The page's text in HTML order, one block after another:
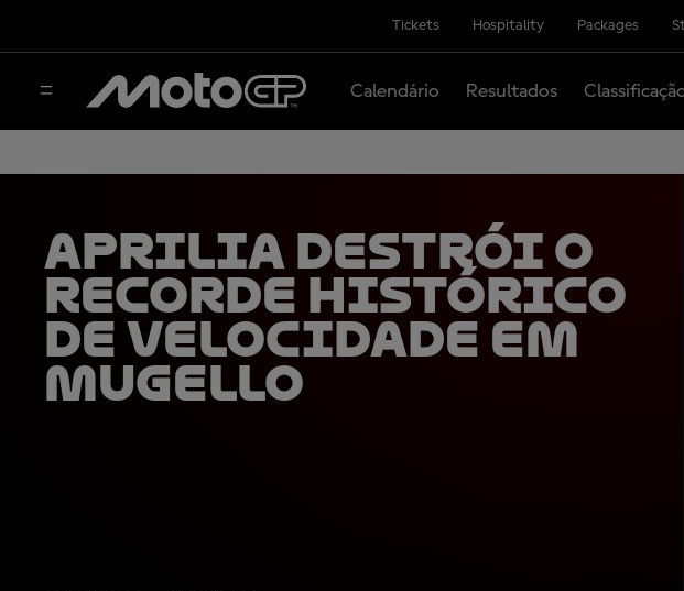
Tickets Hospitality Packages
Calendário Resultados
Aprilia destrói o
recorde histórico
de velocidade em
Mugello